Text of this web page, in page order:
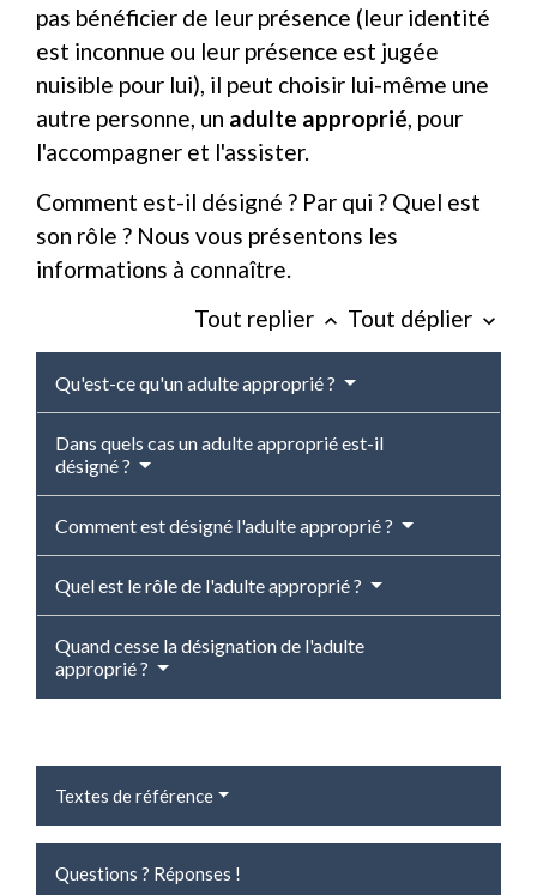
pas bénéficier de leur présence (leur identité
est inconnue ou leur présence est jugée
nuisible pour lui), il peut choisir lui-même une
autre personne, un adulte approprié, pour
l'accompagner et l'assister.
Comment est-il désigné ? Par qui ? Quel est
son rôle ? Nous vous présentons les
informations à connaître.
Tout replier keyboard_arrow_up Tout déplier keyboard_arrow_down
Qu'est-ce qu'un adulte approprié ?
Dans quels cas un adulte approprié est-il
désigné ?
Comment est désigné l'adulte approprié ?
Quel est le rôle de l'adulte approprié ?
Quand cesse la désignation de l'adulte
approprié ?
Textes de référence
Questions ? Réponses !